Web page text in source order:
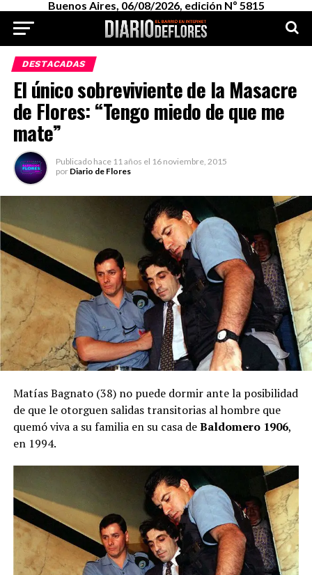
Buenos Aires, 06/08/2026, edición Nº 5815
DESTACADAS
El único sobreviviente de la Masacre
de Flores: “Tengo miedo de que me
mate”
Publicado hace 11 años el 16 noviembre, 2015
por Diario de Flores
Matías Bagnato (38) no puede dormir ante la posibilidad
de que le otorguen salidas transitorias al hombre que
quemó viva a su familia en su casa deBaldomero 1906,
en 1994.